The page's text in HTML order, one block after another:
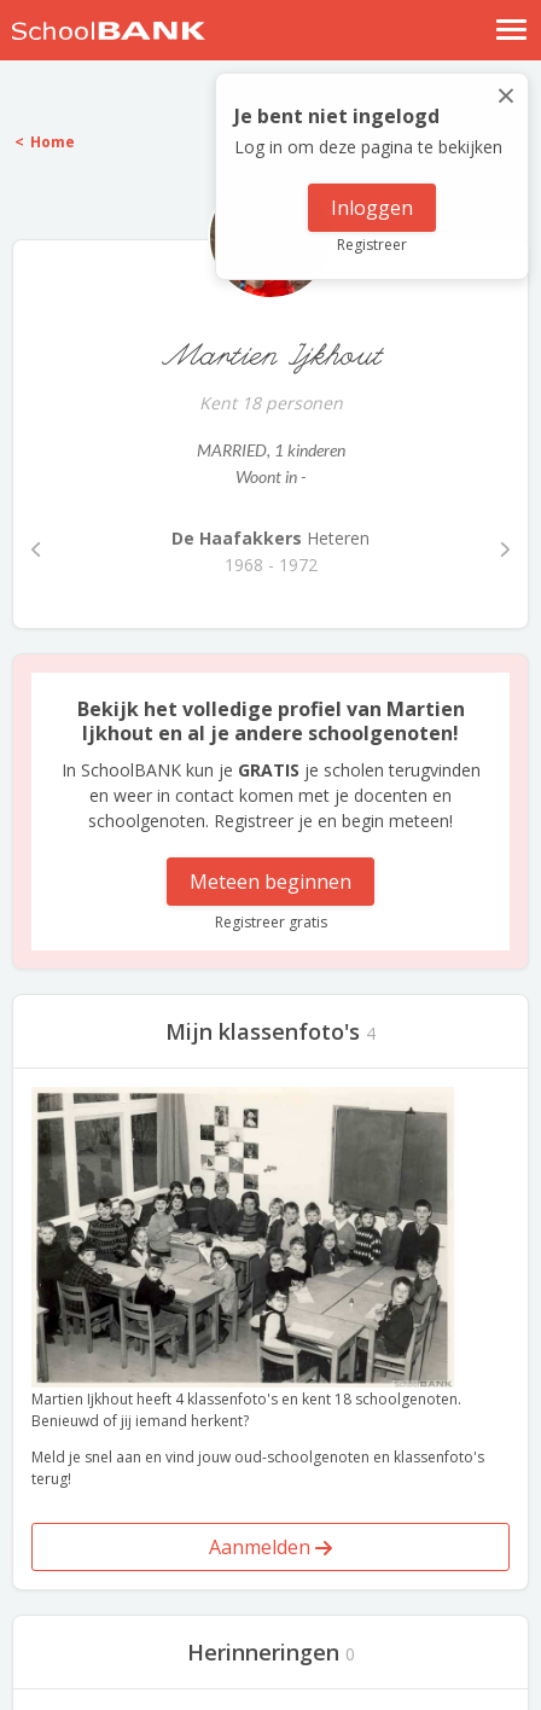
Nostalgische verhalen
Log in
Meld je gratis aan
×
Je bent niet ingelogd
Log in om deze pagina te bekijken
Inloggen
Registreer
Home
Martien Ijkhout
Kent 18 personen
MARRIED, 1 kinderen
Woont in -
De Haafakkers Heteren
1968 - 1972
Bekijk het volledige profiel van Martien
Ijkhout en al je andere schoolgenoten!
In SchoolBANK kun je GRATIS je scholen terugvinden
en weer in contact komen met je docenten en
schoolgenoten. Registreer je en begin meteen!
Meteen beginnen
Registreer gratis
Mijn klassenfoto's 4
Martien Ijkhout heeft 4 klassenfoto's en kent 18 schoolgenoten.
Benieuwd of jij iemand herkent?
Meld je snel aan en vind jouw oud-schoolgenoten en klassenfoto's
terug!
Aanmelden
Herinneringen 0